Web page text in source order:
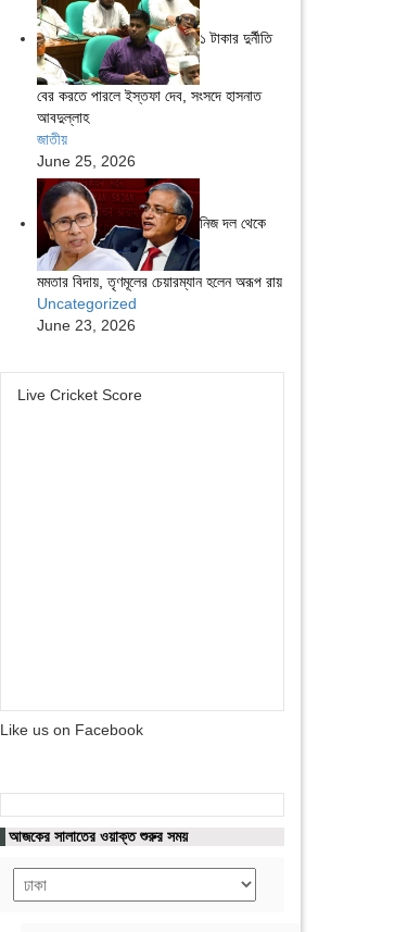
১ টাকার দুর্নীতি
বের করতে পারলে ইস্তফা দেব, সংসদে হাসনাত
আবদুল্লাহ
জাতীয়
June 25, 2026
নিজ দল থেকে
মমতার বিদায়, তৃণমূলের চেয়ারম্যান হলেন অরূপ রায়
Uncategorized
June 23, 2026
Live Cricket Score
Like us on Facebook
আজকের সালাতের ওয়াক্ত শুরুর সময়